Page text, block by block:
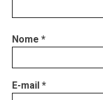
Nome *
E-mail *